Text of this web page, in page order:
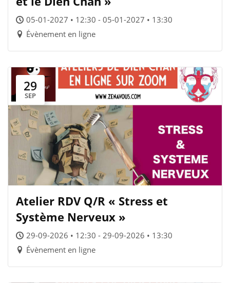
05-01-2027 • 12:30 - 05-01-2027 • 13:30
Évènement en ligne
29
SEP
Atelier RDV Q/R « Stress et
Système Nerveux »
29-09-2026 • 12:30 - 29-09-2026 • 13:30
Évènement en ligne